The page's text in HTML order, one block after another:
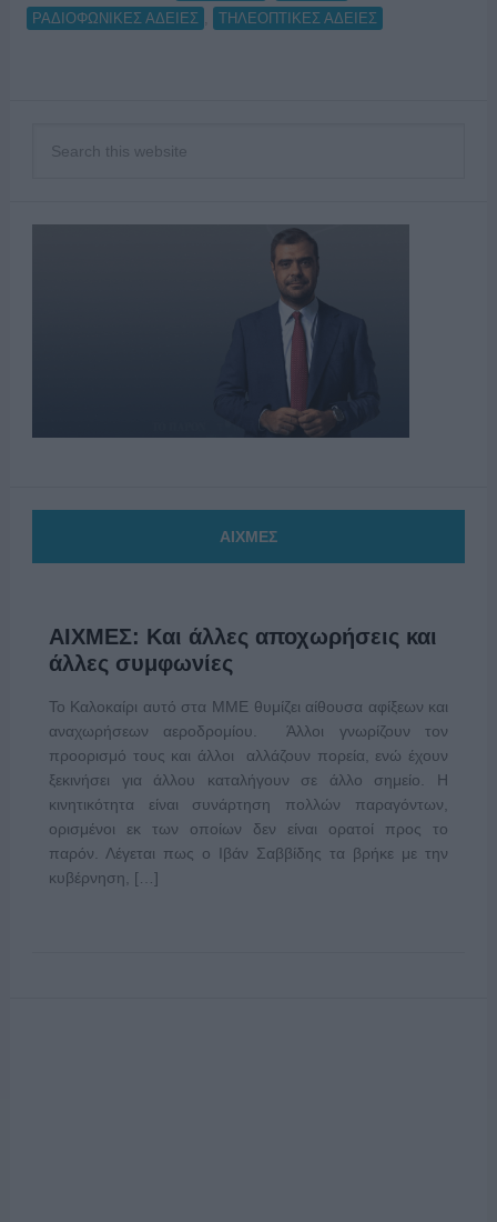
ΡΑΔΙΟΦΩΝΙΚΕΣ ΑΔΕΙΕΣ ΤΗΛΕΟΠΤΙΚΕΣ ΑΔΕΙΕΣ
ΑΙΧΜΕΣ
ΑΙΧΜΕΣ: Και άλλες αποχωρήσεις και
άλλες συμφωνίες
Το Καλοκαίρι αυτό στα ΜΜΕ θυμίζει αίθουσα αφίξεων και
αναχωρήσεων αεροδρομίου. Άλλοι γνωρίζουν τον
προορισμό τους και άλλοι αλλάζουν πορεία, ενώ έχουν
ξεκινήσει για άλλου καταλήγουν σε άλλο σημείο. Η
κινητικότητα είναι συνάρτηση πολλών παραγόντων,
ορισμένοι εκ των οποίων δεν είναι ορατοί προς το
παρόν. Λέγεται πως ο Ιβάν Σαββίδης τα βρήκε με την
κυβέρνηση, […]